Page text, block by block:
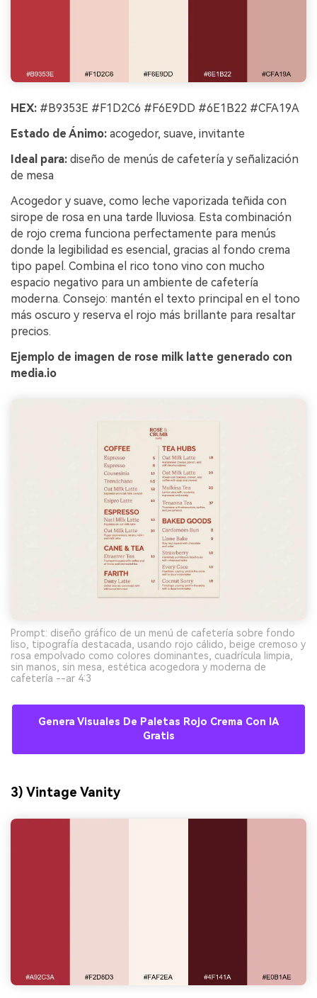
HEX: #B9353E #F1D2C6 #F6E9DD #6E1B22 #CFA19A
Estado de Ánimo: acogedor, suave, invitante
Ideal para: diseño de menús de cafetería y señalización
de mesa
Acogedor y suave, como leche vaporizada teñida con
sirope de rosa en una tarde lluviosa. Esta combinación
de rojo crema funciona perfectamente para menús
donde la legibilidad es esencial, gracias al fondo crema
tipo papel. Combina el rico tono vino con mucho
espacio negativo para un ambiente de cafetería
moderna. Consejo: mantén el texto principal en el tono
más oscuro y reserva el rojo más brillante para resaltar
precios.
Ejemplo de imagen de rose milk latte generado con
media.io
Prompt: diseño gráfico de un menú de cafetería sobre fondo
liso, tipografía destacada, usando rojo cálido, beige cremoso y
rosa empolvado como colores dominantes, cuadrícula limpia,
sin manos, sin mesa, estética acogedora y moderna de
cafetería --ar 4:3
Genera Visuales De Paletas Rojo Crema Con IA
Gratis
3) Vintage Vanity